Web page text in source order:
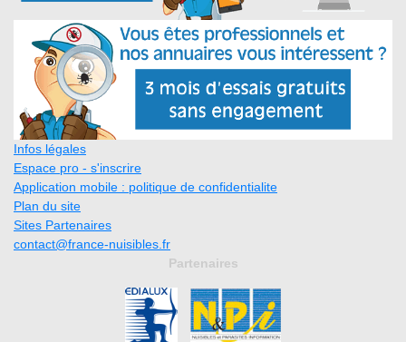
Infos légales
Espace pro - s'inscrire
Application mobile : politique de confidentialite
Plan du site
Sites Partenaires
contact@france-nuisibles.fr
Partenaires